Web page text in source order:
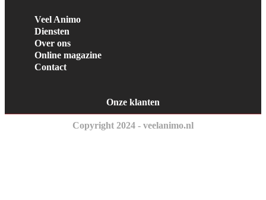
Veel Animo
Diensten
Over ons
Online magazine
Contact
Onze klanten
Copyright 2024 - veelanimo.nl